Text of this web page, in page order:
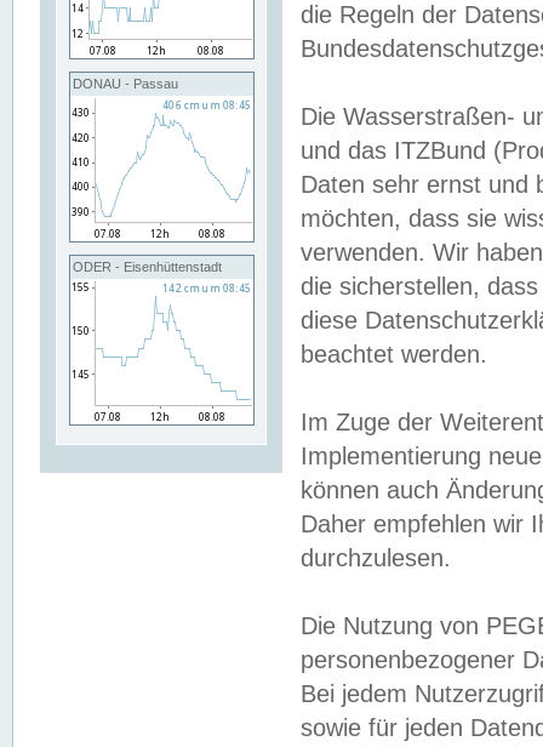
DONAU - Passau
ODER - Eisenhüttenstadt
die Regeln der
Die Wasserstraßen-
und das ITZBund
Daten sehr ernst und
möchten, dass sie
verwenden. Wir
die sicherstellen,
diese
beachtet werden.
Im Zuge der
Implementierung
können auch
Daher empfehlen wir
durchzulesen.
Die Nutzung von
personenbezogener
Bei jedem
sowie für jeden